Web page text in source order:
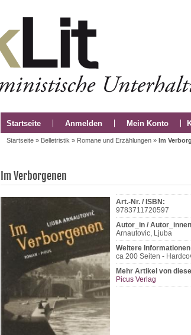
Startseite Anmelden Mein Konto
Startseite » Belletristik » Romane und Erzählungen » Im
Im Verborgenen
Art.-Nr. / ISBN:
9783711720597
Autor_in /
Arnautovic, Ljuba
Weitere
ca 200 Seiten -
Mehr Artikel von
Picus Verlag